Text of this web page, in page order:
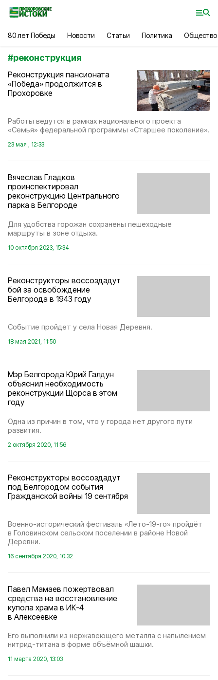
80 лет Победы Новости Статьи Политика Общество
#реконструкция
Реконструкция пансионата
«Победа» продолжится в
Прохоровке
Работы ведутся в рамках национального проекта
«Семья» федеральной программы «Старшее поколение».
23 мая , 12:33
Вячеслав Гладков
проинспектировал
реконструкцию Центрального
парка в Белгороде
Для удобства горожан сохранены пешеходные
маршруты в зоне отдыха.
10 октября 2023, 15:34
Реконструкторы воссоздадут
бой за освобождение
Белгорода в 1943 году
Событие пройдет у села Новая Деревня.
18 мая 2021, 11:50
Мэр Белгорода Юрий Галдун
объяснил необходимость
реконструкции Щорса в этом
году
Одна из причин в том, что у города нет другого пути
развития.
2 октября 2020, 11:56
Реконструкторы воссоздадут
под Белгородом события
Гражданской войны 19 сентября
Военно-исторический фестиваль «Лето-19-го» пройдёт
в Головинском сельском поселении в районе Новой
Деревни.
16 сентября 2020, 10:32
Павел Мамаев пожертвовал
средства на восстановление
купола храма в ИК-4
в Алексеевке
Его выполнили из нержавеющего металла с напылением
нитрид-титана в форме объёмной шашки.
11 марта 2020, 13:03